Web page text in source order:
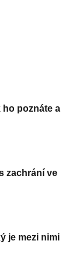
ho poznáte a
zachrání ve
je mezi nimi